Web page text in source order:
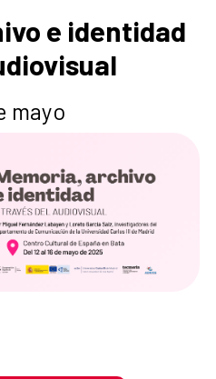
e identidad
mayo